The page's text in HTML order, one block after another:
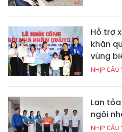
Hỗ trợ
khăn
vùng
NHỊP CẦU
Lan
ngôi
NHỊP CẦU